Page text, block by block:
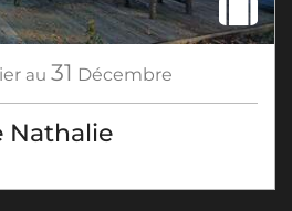
au 31 Décembre
Nathalie